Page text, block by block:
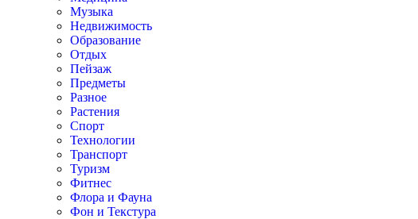
Музыка
Недвижимость
Образование
Отдых
Пейзаж
Предметы
Разное
Растения
Спорт
Технологии
Транспорт
Туризм
Фитнес
Флора и Фауна
Фон и Текстура